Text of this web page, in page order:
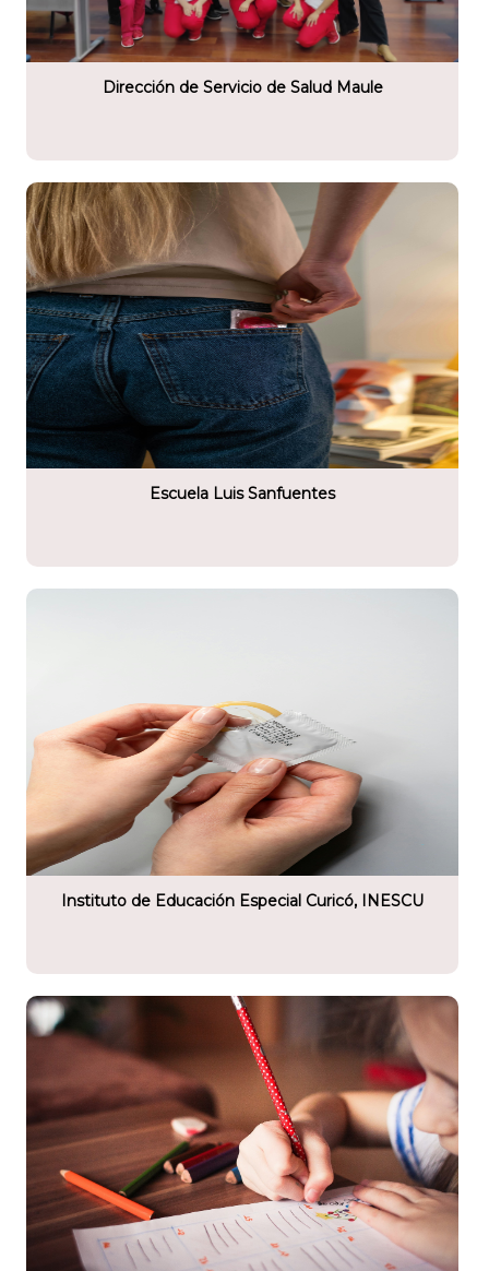
de Salud Maule
Dirección de Servicio de Salud Maule
Sanfuentes
Escuela Luis Sanfuentes
Especial Curicó, INESCU
Instituto de Educación Especial Curicó, INESCU
2° Daniel Rebolledo